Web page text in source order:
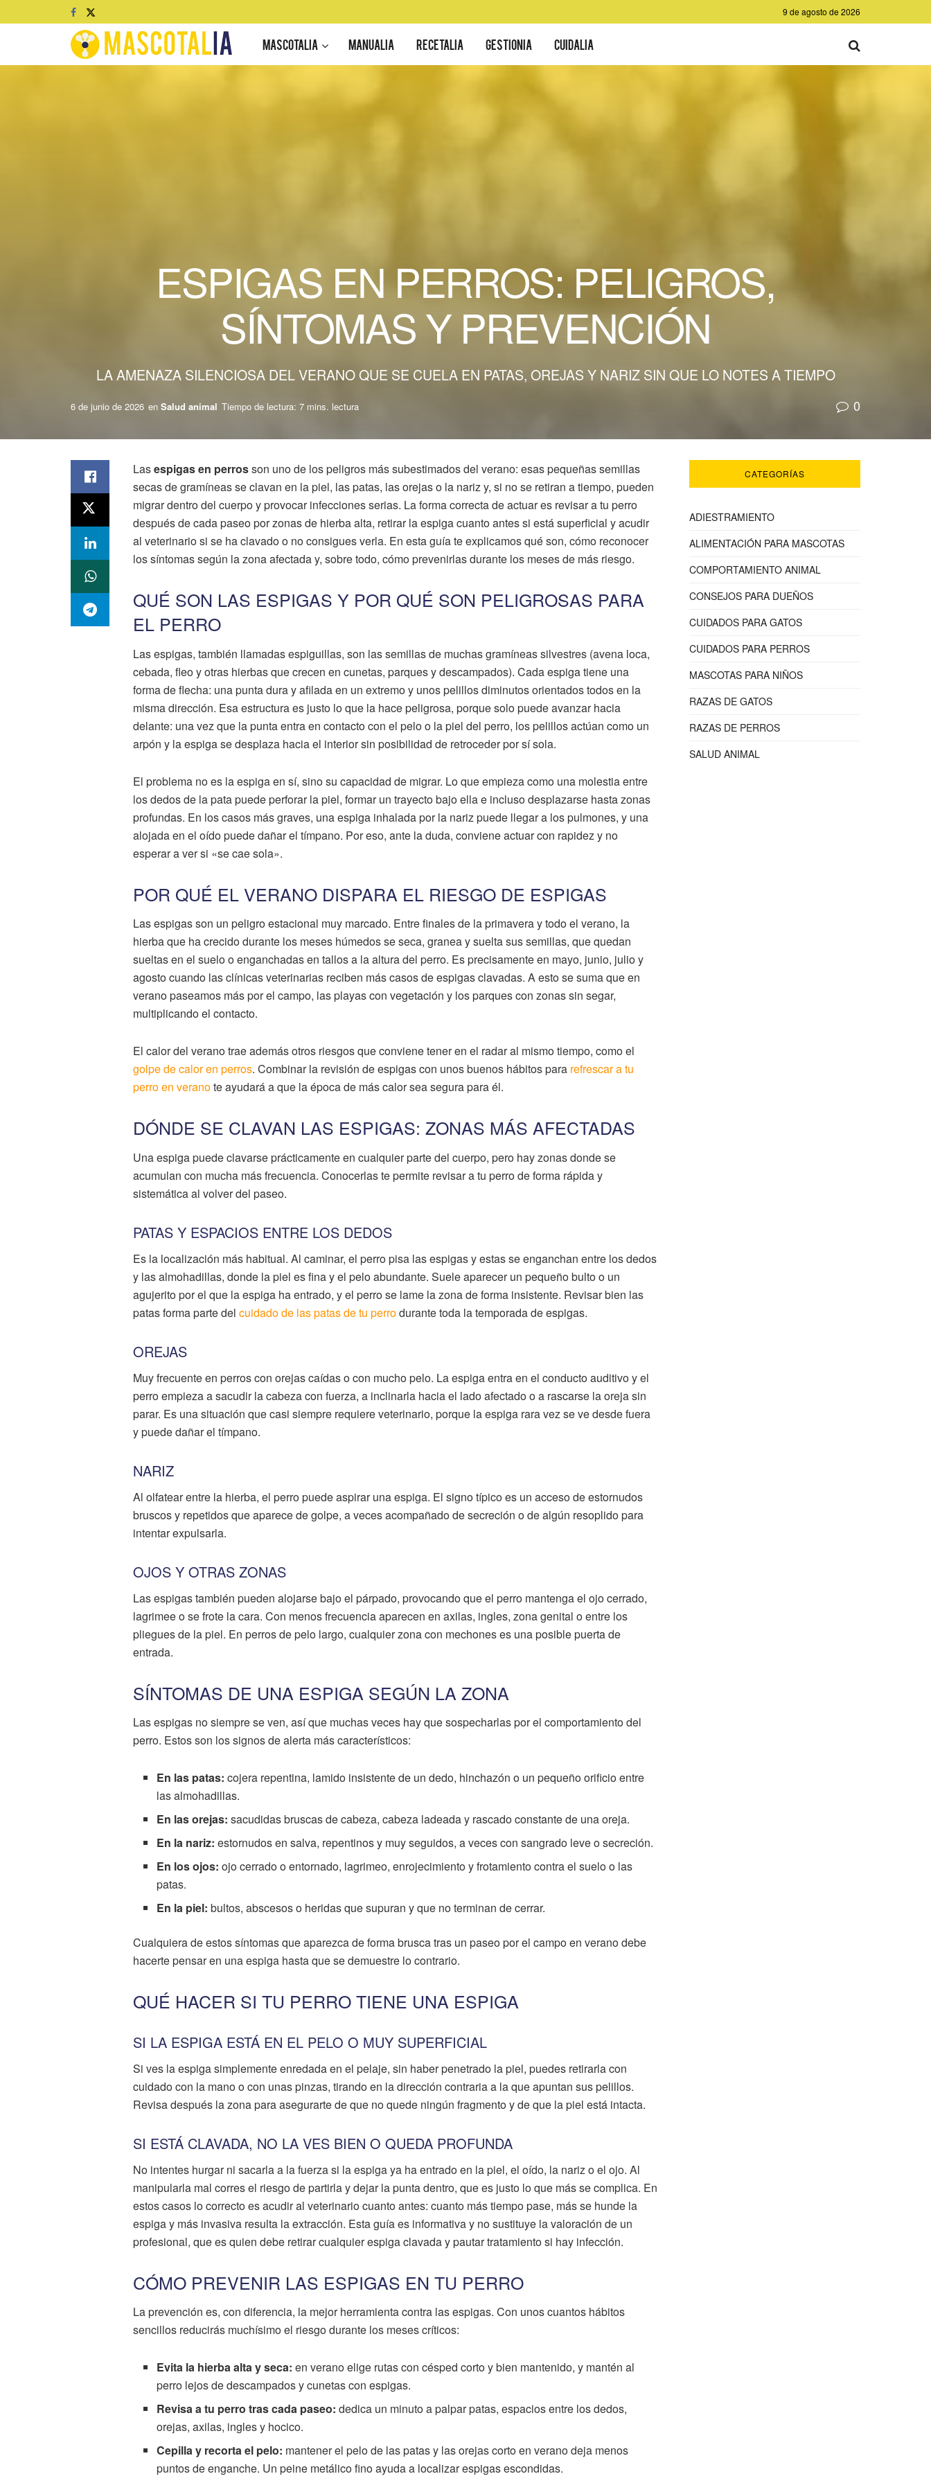
9 de agosto de 2026
MASCOTALIA MANUALIA RECETALIA GESTIONIA CUIDALIA
ESPIGAS EN PERROS: PELIGROS,
SÍNTOMAS Y PREVENCIÓN
LA AMENAZA SILENCIOSA DEL VERANO QUE SE CUELA EN PATAS, OREJAS Y NARIZ SIN QUE LO NOTES A TIEMPO
6 de junio de 2026 en Salud animal Tiempo de lectura: 7 mins. lectura 0
Lasespigas en perrosson uno de los peligros más subestimados del verano: esas pequeñas semillas
secas de gramíneas se clavan en la piel, las patas, las orejas o la nariz y, si no se retiran a tiempo, pueden
migrar dentro del cuerpo y provocar infecciones serias. La forma correcta de actuar es revisar a tu perro
después de cada paseo por zonas de hierba alta, retirar la espiga cuanto antes si está superficial y acudir
al veterinario si se ha clavado o no consigues verla. En esta guía te explicamos qué son, cómo reconocer
los síntomas según la zona afectada y, sobre todo, cómo prevenirlas durante los meses de más riesgo.
QUÉ SON LAS ESPIGAS Y POR QUÉ SON PELIGROSAS PARA
EL PERRO
Las espigas, también llamadas espiguillas, son las semillas de muchas gramíneas silvestres (avena loca,
cebada, fleo y otras hierbas que crecen en cunetas, parques y descampados). Cada espiga tiene una
forma de flecha: una punta dura y afilada en un extremo y unos pelillos diminutos orientados todos en la
misma dirección. Esa estructura es justo lo que la hace peligrosa, porque solo puede avanzar hacia
delante: una vez que la punta entra en contacto con el pelo o la piel del perro, los pelillos actúan como un
arpón y la espiga se desplaza hacia el interior sin posibilidad de retroceder por sí sola.
El problema no es la espiga en sí, sino su capacidad de migrar. Lo que empieza como una molestia entre
los dedos de la pata puede perforar la piel, formar un trayecto bajo ella e incluso desplazarse hasta zonas
profundas. En los casos más graves, una espiga inhalada por la nariz puede llegar a los pulmones, y una
alojada en el oído puede dañar el tímpano. Por eso, ante la duda, conviene actuar con rapidez y no
esperar a ver si «se cae sola».
POR QUÉ EL VERANO DISPARA EL RIESGO DE ESPIGAS
Las espigas son un peligro estacional muy marcado. Entre finales de la primavera y todo el verano, la
hierba que ha crecido durante los meses húmedos se seca, granea y suelta sus semillas, que quedan
sueltas en el suelo o enganchadas en tallos a la altura del perro. Es precisamente en mayo, junio, julio y
agosto cuando las clínicas veterinarias reciben más casos de espigas clavadas. A esto se suma que en
verano paseamos más por el campo, las playas con vegetación y los parques con zonas sin segar,
multiplicando el contacto.
El calor del verano trae además otros riesgos que conviene tener en el radar al mismo tiempo, como el
golpe de calor en perros. Combinar la revisión de espigas con unos buenos hábitos para refrescar a tu
perro en veranote ayudará a que la época de más calor sea segura para él.
DÓNDE SE CLAVAN LAS ESPIGAS: ZONAS MÁS AFECTADAS
Una espiga puede clavarse prácticamente en cualquier parte del cuerpo, pero hay zonas donde se
acumulan con mucha más frecuencia. Conocerlas te permite revisar a tu perro de forma rápida y
sistemática al volver del paseo.
PATAS Y ESPACIOS ENTRE LOS DEDOS
Es la localización más habitual. Al caminar, el perro pisa las espigas y estas se enganchan entre los dedos
y las almohadillas, donde la piel es fina y el pelo abundante. Suele aparecer un pequeño bulto o un
agujerito por el que la espiga ha entrado, y el perro se lame la zona de forma insistente. Revisar bien las
patas forma parte del cuidado de las patas de tu perrodurante toda la temporada de espigas.
OREJAS
Muy frecuente en perros con orejas caídas o con mucho pelo. La espiga entra en el conducto auditivo y el
perro empieza a sacudir la cabeza con fuerza, a inclinarla hacia el lado afectado o a rascarse la oreja sin
parar. Es una situación que casi siempre requiere veterinario, porque la espiga rara vez se ve desde fuera
y puede dañar el tímpano.
NARIZ
Al olfatear entre la hierba, el perro puede aspirar una espiga. El signo típico es un acceso de estornudos
bruscos y repetidos que aparece de golpe, a veces acompañado de secreción o de algún resoplido para
intentar expulsarla.
OJOS Y OTRAS ZONAS
Las espigas también pueden alojarse bajo el párpado, provocando que el perro mantenga el ojo cerrado,
lagrimee o se frote la cara. Con menos frecuencia aparecen en axilas, ingles, zona genital o entre los
pliegues de la piel. En perros de pelo largo, cualquier zona con mechones es una posible puerta de
entrada.
SÍNTOMAS DE UNA ESPIGA SEGÚN LA ZONA
Las espigas no siempre se ven, así que muchas veces hay que sospecharlas por el comportamiento del
perro. Estos son los signos de alerta más característicos:
En las patas: cojera repentina, lamido insistente de un dedo, hinchazón o un pequeño orificio entre
las almohadillas.
En las orejas: sacudidas bruscas de cabeza, cabeza ladeada y rascado constante de una oreja.
En la nariz: estornudos en salva, repentinos y muy seguidos, a veces con sangrado leve o secreción.
En los ojos: ojo cerrado o entornado, lagrimeo, enrojecimiento y frotamiento contra el suelo o las
patas.
En la piel: bultos, abscesos o heridas que supuran y que no terminan de cerrar.
Cualquiera de estos síntomas que aparezca de forma brusca tras un paseo por el campo en verano debe
hacerte pensar en una espiga hasta que se demuestre lo contrario.
QUÉ HACER SI TU PERRO TIENE UNA ESPIGA
SI LA ESPIGA ESTÁ EN EL PELO O MUY SUPERFICIAL
Si ves la espiga simplemente enredada en el pelaje, sin haber penetrado la piel, puedes retirarla con
cuidado con la mano o con unas pinzas, tirando en la dirección contraria a la que apuntan sus pelillos.
Revisa después la zona para asegurarte de que no quede ningún fragmento y de que la piel está intacta.
SI ESTÁ CLAVADA, NO LA VES BIEN O QUEDA PROFUNDA
No intentes hurgar ni sacarla a la fuerza si la espiga ya ha entrado en la piel, el oído, la nariz o el ojo. Al
manipularla mal corres el riesgo de partirla y dejar la punta dentro, que es justo lo que más se complica. En
estos casos lo correcto es acudir al veterinario cuanto antes: cuanto más tiempo pase, más se hunde la
espiga y más invasiva resulta la extracción. Esta guía es informativa y no sustituye la valoración de un
profesional, que es quien debe retirar cualquier espiga clavada y pautar tratamiento si hay infección.
CÓMO PREVENIR LAS ESPIGAS EN TU PERRO
La prevención es, con diferencia, la mejor herramienta contra las espigas. Con unos cuantos hábitos
sencillos reducirás muchísimo el riesgo durante los meses críticos:
Evita la hierba alta y seca: en verano elige rutas con césped corto y bien mantenido, y mantén al
perro lejos de descampados y cunetas con espigas.
Revisa a tu perro tras cada paseo: dedica un minuto a palpar patas, espacios entre los dedos,
orejas, axilas, ingles y hocico.
Cepilla y recorta el pelo: mantener el pelo de las patas y las orejas corto en verano deja menos
puntos de enganche. Un peine metálico fino ayuda a localizar espigas escondidas.
CATEGORÍAS
ADIESTRAMIENTO
ALIMENTACIÓN PARA MASCOTAS
COMPORTAMIENTO ANIMAL
CONSEJOS PARA DUEÑOS
CUIDADOS PARA GATOS
CUIDADOS PARA PERROS
MASCOTAS PARA NIÑOS
RAZAS DE GATOS
RAZAS DE PERROS
SALUD ANIMAL